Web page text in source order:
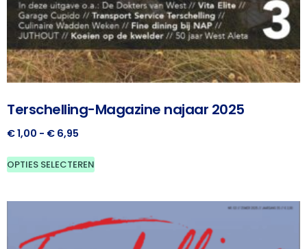
Terschelling-Magazine najaar 2025
€1,00 - € 6,95
OPTIES SELECTEREN